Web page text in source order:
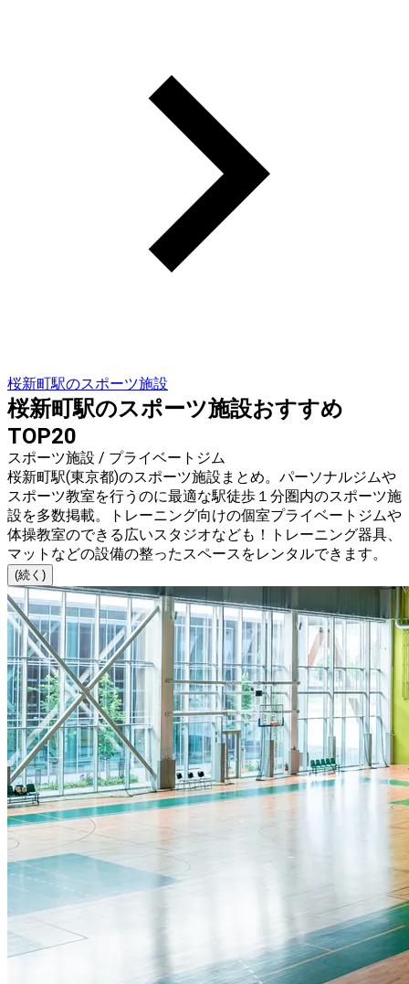
桜新町駅のスポーツ施設
桜新町駅のスポーツ施設おすすめ
TOP20
スポーツ施設 / プライベートジム
桜新町駅(東京都)のスポーツ施設まとめ。パーソナルジムや
スポーツ教室を行うのに最適な駅徒歩１分圏内のスポーツ施
設を多数掲載。トレーニング向けの個室プライベートジムや
体操教室のできる広いスタジオなども！トレーニング器具、
マットなどの設備の整ったスペースをレンタルできます。
(続く)